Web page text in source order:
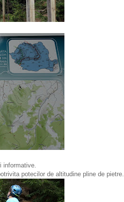
informative.
potecilor de altitudine pline de pietre.